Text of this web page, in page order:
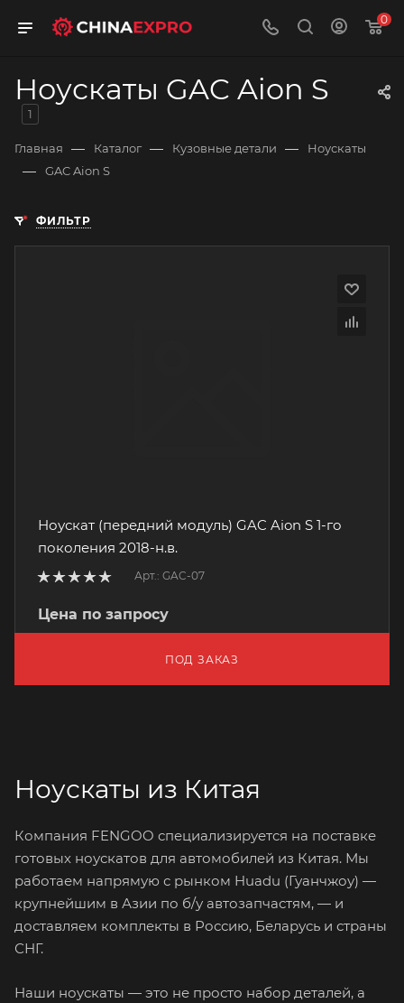
0
Ноускаты GAC Aion S
1
Главная — Каталог — Кузовные детали — Ноускаты
— GAC Aion S
ФИЛЬТР
Ноускат (передний модуль) GAC Aion S 1-го
поколения 2018-н.в.
Арт.: GAC-07
Цена по запросу
ПОД ЗАКАЗ
Ноускаты из Китая
Компания FENGOO специализируется на поставке
готовых ноускатов для автомобилей из Китая. Мы
работаем напрямую с рынком Huadu (Гуанчжоу) —
крупнейшим в Азии по б/у автозапчастям, — и
доставляем комплекты в Россию, Беларусь и страны
СНГ.
Наши ноускаты — это не просто набор деталей, а